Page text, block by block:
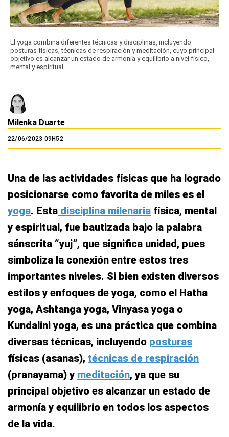
El yoga combina diferentes técnicas y disciplinas, incluyendo
posturas físicas, técnicas de respiración y meditación, cuyo principal
objetivo es alcanzar un estado de armonía y equilibrio a nivel físico,
mental y espiritual.
Milenka Duarte
22/06/2023 09H52
Una de las actividades físicas que ha logrado
posicionarse como favorita de miles es el
yoga. Esta disciplina milenaria física, mental
y espiritual, fue bautizada bajo la palabra
sánscrita “yuj”, que significa unidad, pues
simboliza la conexión entre estos tres
importantes niveles. Si bien existen diversos
estilos y enfoques de yoga, como el Hatha
yoga, Ashtanga yoga, Vinyasa yoga o
Kundalini yoga, es una práctica que combina
diversas técnicas, incluyendo posturas
físicas (asanas), técnicas de respiración
(pranayama) y meditación, ya que su
principal objetivo es alcanzar un estado de
armonía y equilibrio en todos los aspectos
de la vida.